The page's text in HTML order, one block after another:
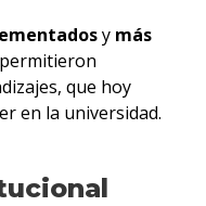
y más
que hoy
en la universidad.